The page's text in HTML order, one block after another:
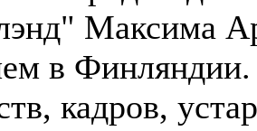
Максима
в Финляндии.
кадров,